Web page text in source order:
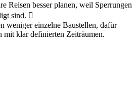
Reisen besser planen, weil Sperrungen
sind. 
weniger einzelne Baustellen, dafür
mit klar definierten Zeiträumen.